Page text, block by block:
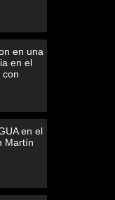
en una
en el
con
en el
Martín